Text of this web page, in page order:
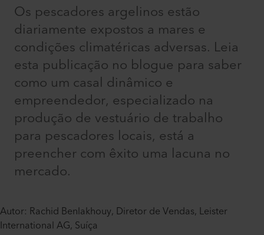
Os pescadores argelinos estão
diariamente expostos a mares e
condições climatéricas adversas. Leia
esta publicação no blogue para saber
como um casal dinâmico e
empreendedor, especializado na
produção de vestuário de trabalho
para pescadores locais, está a
preencher com êxito uma lacuna no
mercado.
Autor: Rachid Benlakhouy, Diretor de Vendas, Leister
International AG, Suíça